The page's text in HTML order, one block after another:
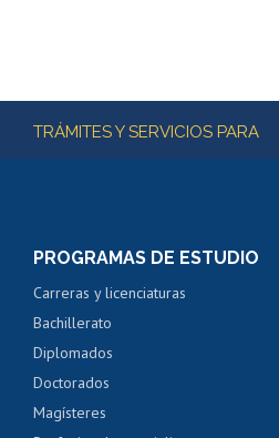
Más información
TRÁMITES Y SERVICIOS PARA
PROGRAMAS DE ESTUDIO
Carreras y licenciaturas
Bachillerato
Diplomados
Doctorados
Magísteres